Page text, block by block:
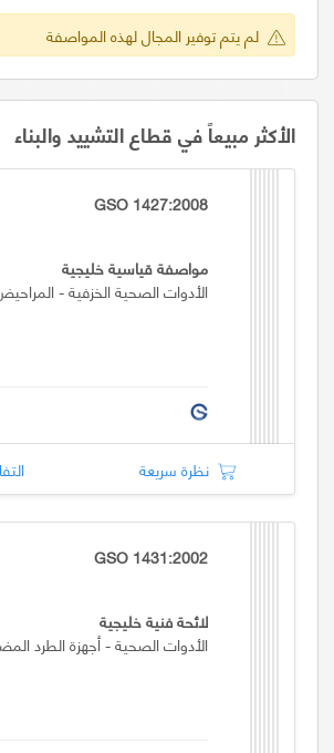
لم يتم توفير المجال لهذه المواصفة
الأكثر مبيعاً في قطاع التشييد والبناء
GSO 1427:2008
مواصفة قياسية خليجية
الأدوات الصحية الخزفية -
نظرة سريعة
GSO 1431:2002
لائحة فنية خليجية
الأدوات الصحية - أجهزة الطرد